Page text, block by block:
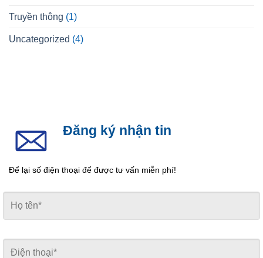
Truyền thông (1)
Uncategorized (4)
Đăng ký nhận tin
Để lại số điện thoại để được tư vấn miễn phí!